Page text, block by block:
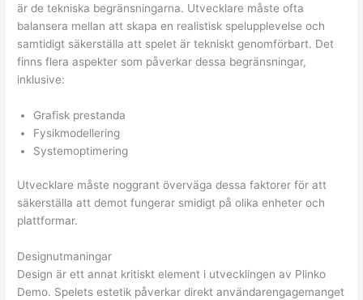
är de tekniska begränsningarna. Utvecklare måste ofta
balansera mellan att skapa en realistisk spelupplevelse och
samtidigt säkerställa att spelet är tekniskt genomförbart. Det
finns flera aspekter som påverkar dessa begränsningar,
inklusive:
Grafisk prestanda
Fysikmodellering
Systemoptimering
Utvecklare måste noggrant överväga dessa faktorer för att
säkerställa att demot fungerar smidigt på olika enheter och
plattformar.
Designutmaningar
Design är ett annat kritiskt element i utvecklingen av Plinko
Demo. Spelets estetik påverkar direkt användarengagemanget